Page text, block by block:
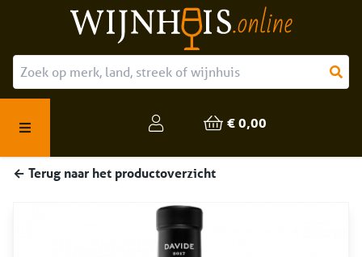
€ 0,00
Onze producten
Veelgestelde vragen
← Terug naar het productoverzicht